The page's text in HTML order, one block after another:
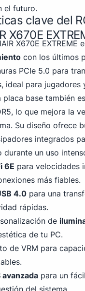
el futuro.
clave del
X670E
X670E EXTREME
con los últimos
PCIe 5.0 para
ideal para jugadores
base también es
, lo que mejora la
Su diseño ofrece
integrados
durante un uso
6E para velocidades
más fiables.
4.0 para una
rápidas.
de
de tu PC.
de VRM para
avanzada para un fácil
del sistema.